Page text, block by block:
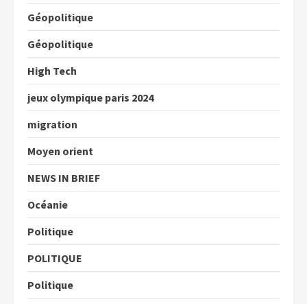
Géopolitique
Géopolitique
High Tech
jeux olympique paris 2024
migration
Moyen orient
NEWS IN BRIEF
Océanie
Politique
POLITIQUE
Politique